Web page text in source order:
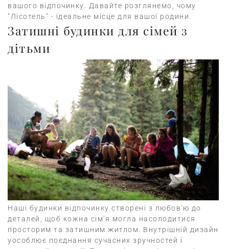
вашого відпочинку. Давайте розглянемо, чому
"Лісотель" - ідеальне місце для вашої родини.
Затишні будинки для сімей з
дітьми
Наші будинки відпочинку створені з любов'ю до
деталей, щоб кожна сім'я могла насолодитися
просторим та затишним житлом. Внутрішній дизайн
уособлює поєднання сучасних зручностей і